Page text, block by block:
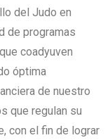
del Judo en
de programas
coadyuven
óptima
de nuestro
que regulan su
con el fin de lograr